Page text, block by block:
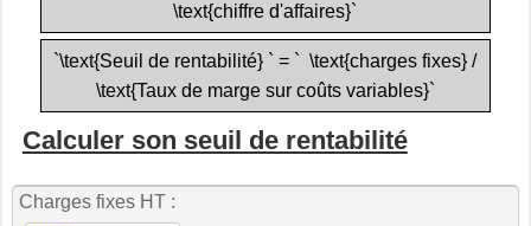
\text{chiffre d'affaires}`
`\text{Seuil de rentabilité} ` = ` \text{charges fixes} /
\text{Taux de marge sur coûts variables}`
Calculer son seuil de rentabilité
Charges fixes HT :